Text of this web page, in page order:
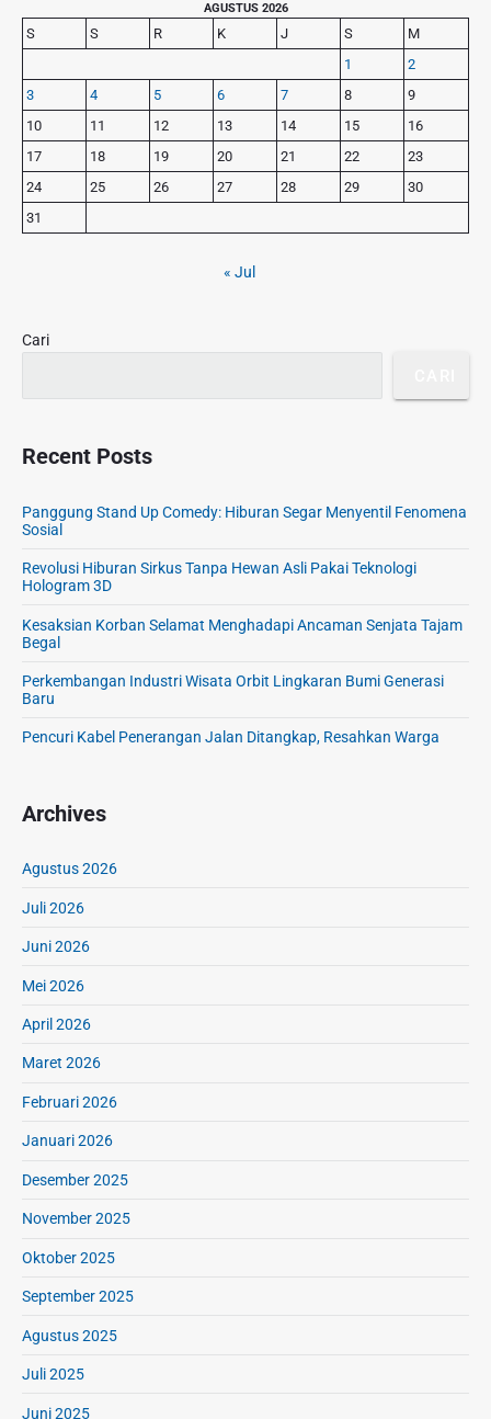
o
s
s
t
:
t
p
r
i
m
a
r
y
S
d
e
AGUSTUS 2026
S S R K J S
M
1
2
3
4 5 6 7 8
9
10
11 12 13 14 15
16
17
18 19 20 21 22
23
24
25 26 27 28 29
30
31
« Jul
Cari
Recent Posts
Panggung Stand Up Comedy: Hiburan Segar Menyentil Fenomena
Sosial
Revolusi Hiburan Sirkus Tanpa Hewan Asli Pakai Teknologi
Hologram 3D
Kesaksian Korban Selamat Menghadapi Ancaman Senjata Tajam
Begal
Perkembangan Industri Wisata Orbit Lingkaran Bumi Generasi
Baru
Pencuri Kabel Penerangan Jalan Ditangkap, Resahkan Warga
Archives
Agustus 2026
Juli 2026
Juni 2026
Mei 2026
April 2026
Maret 2026
Februari 2026
Januari 2026
Desember 2025
November 2025
Oktober 2025
September 2025
Agustus 2025
Juli 2025
Juni 2025